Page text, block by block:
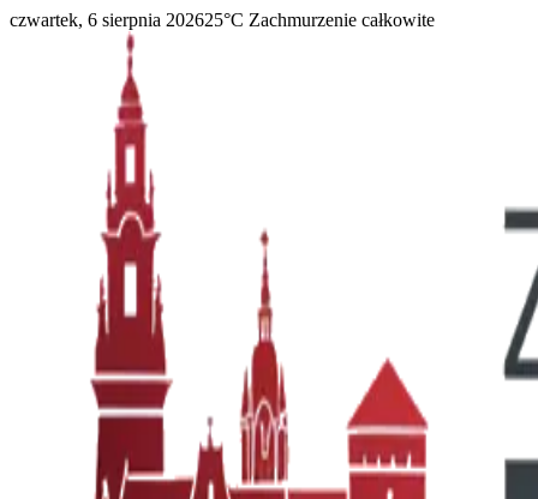
czwartek, 6 sierpnia 202625°C Zachmurzenie całkowite